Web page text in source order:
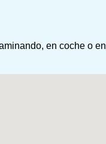
en coche o en